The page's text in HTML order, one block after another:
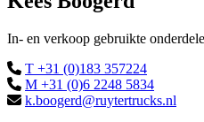
In- en verkoop gebruikte
T +31 (0)183 357224
M +31 (0)6 2248 5834
k.boogerd@ruytertrucks.nl